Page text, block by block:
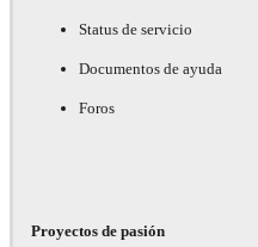
Status de servicio
Documentos de ayuda
Foros
Proyectos de pasión